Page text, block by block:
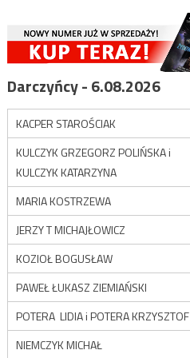
Darczyńcy - 6.08.2026
KACPER STAROŚCIAK
KULCZYK GRZEGORZ POLIŃSKA i
KULCZYK KATARZYNA
MARIA KOSTRZEWA
JERZY T MICHAJŁOWICZ
KOZIOŁ BOGUSŁAW
PAWEŁ ŁUKASZ ZIEMIAŃSKI
POTERA LIDIA i POTERA KRZYSZTOF
NIEMCZYK MICHAŁ